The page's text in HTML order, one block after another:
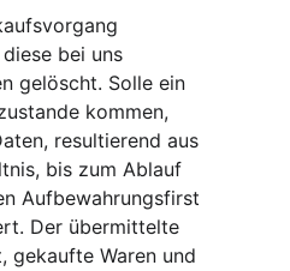
bei uns
gelöscht. Solle ein
kommen,
resultierend aus
bis zum Ablauf
Aufbewahrungsfirst
Der übermittelte
gekaufte Waren und